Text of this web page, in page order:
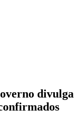
divulga